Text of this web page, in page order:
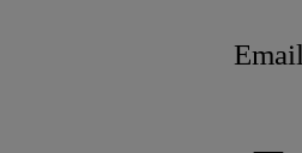
Email